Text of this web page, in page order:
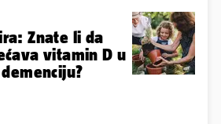
Znate li da
vitamin D u